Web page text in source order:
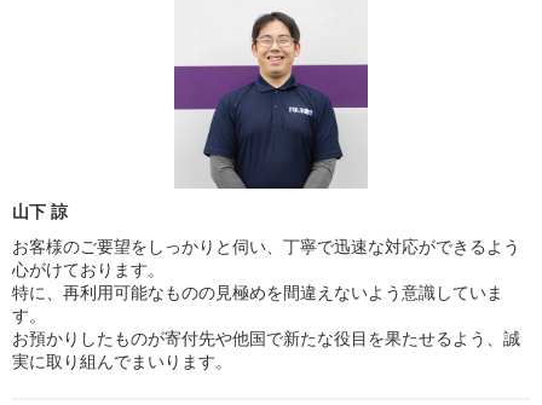
山下 諒
お客様のご要望をしっかりと伺い、丁寧で迅速な対応ができるよう
心がけております。
特に、再利用可能なものの見極めを間違えないよう意識していま
す。
お預かりしたものが寄付先や他国で新たな役目を果たせるよう、誠
実に取り組んでまいります。